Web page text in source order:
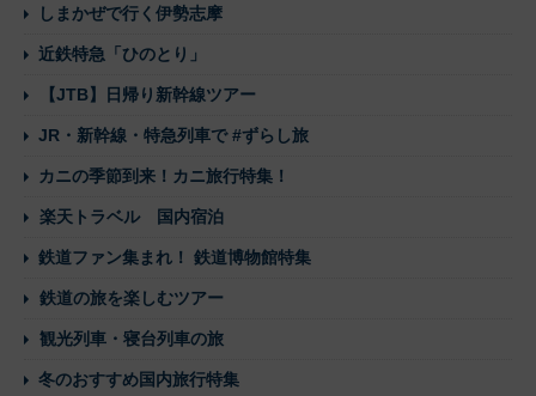
しまかぜで行く伊勢志摩
近鉄特急「ひのとり」
【JTB】日帰り新幹線ツアー
JR・新幹線・特急列車で #ずらし旅
カニの季節到来！カニ旅行特集！
楽天トラベル 国内宿泊
鉄道ファン集まれ！ 鉄道博物館特集
鉄道の旅を楽しむツアー
観光列車・寝台列車の旅
冬のおすすめ国内旅行特集